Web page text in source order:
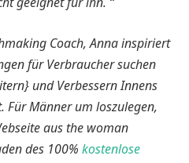
Coach, Anna inspiriert
für Verbraucher suchen
und Verbessern Innens
Für Männer um loszulegen,
aus the woman
des 100% kostenlose